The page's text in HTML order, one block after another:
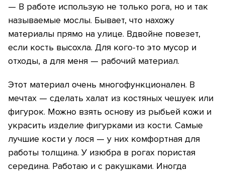
— В работе использую не только рога, но и так
называемые мослы. Бывает, что нахожу
материалы прямо на улице. Вдвойне повезет,
если кость высохла. Для кого-то это мусор и
отходы, а для меня — рабочий материал.
Этот материал очень многофункционален. В
мечтах — сделать халат из костяных чешуек или
фигурок. Можно взять основу из рыбьей кожи и
украсить изделие фигурками из кости. Самые
лучшие кости у лося — у них комфортная для
работы толщина. У изюбра в рогах пористая
середина. Работаю и с ракушками. Иногда